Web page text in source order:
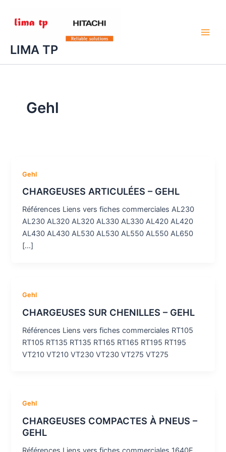
LIMA TP
Gehl
Gehl
CHARGEUSES ARTICULÉES – GEHL
Références Liens vers fiches commerciales AL230
AL230 AL320 AL320 AL330 AL330 AL420 AL420
AL430 AL430 AL530 AL530 AL550 AL550 AL650
[…]
Gehl
CHARGEUSES SUR CHENILLES – GEHL
Références Liens vers fiches commerciales RT105
RT105 RT135 RT135 RT165 RT165 RT195 RT195
VT210 VT210 VT230 VT230 VT275 VT275
Gehl
CHARGEUSES COMPACTES À PNEUS –
GEHL